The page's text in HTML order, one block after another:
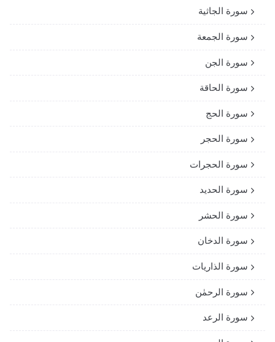
سورة الجاثية
سورة الجمعة
سورة الجن
سورة الحاقة
سورة الحج
سورة الحجر
سورة الحجرات
سورة الحديد
سورة الحشر
سورة الدخان
سورة الذاريات
سورة الرحمٰن
سورة الرعد